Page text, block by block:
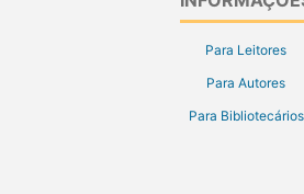
Para Leitores
Para Autores
Para Bibliotecários